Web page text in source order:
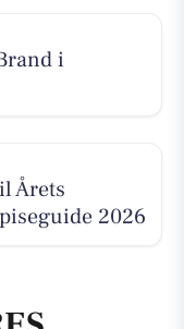
i
Årets
2026